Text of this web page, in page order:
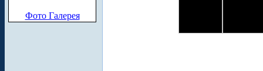
Фото Галерея